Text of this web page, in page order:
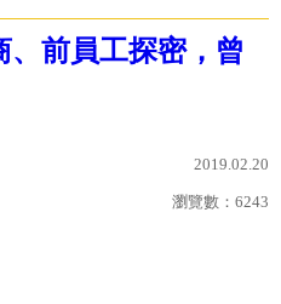
前員工探密，曾
2019.02.20
瀏覽數： 6243